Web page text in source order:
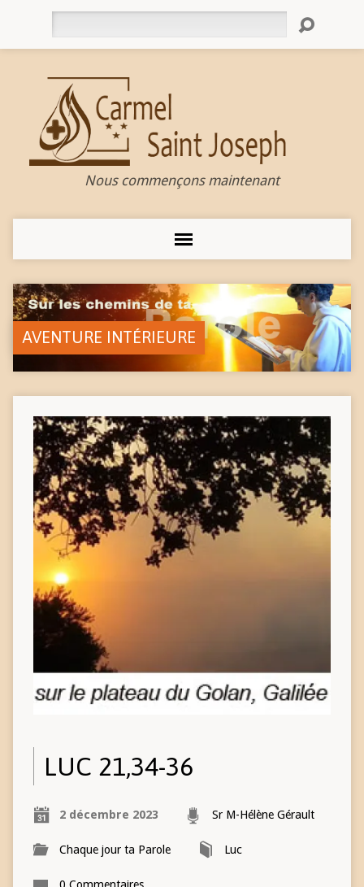
Nous commençons maintenant
AVENTURE INTÉRIEURE
LUC 21,34-36
2 décembre 2023 Sr M-Hélène Gérault
Chaque jour ta Parole Luc